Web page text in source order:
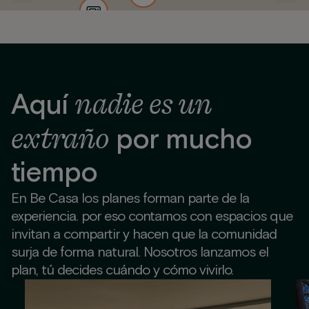
Aquínadie es un
extraño por mucho
tiempo
En Be Casa los planes forman parte de la
experiencia. por eso contamos con espacios que
invitan a compartir y hacen que la comunidad
surja de forma natural. Nosotros lanzamos el
plan, tú decides cuándo y cómo vivirlo.